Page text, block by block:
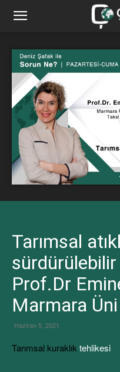
Tarımsal
Prof.Dr
Marmara
Haziran 5, 2021
Tarımsal kuraklık tehlikesi